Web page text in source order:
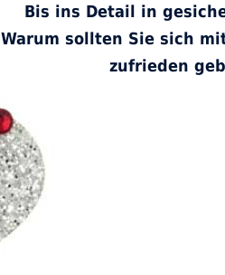
Bis ins Detail in
Warum sollten Sie sich
zufrieden